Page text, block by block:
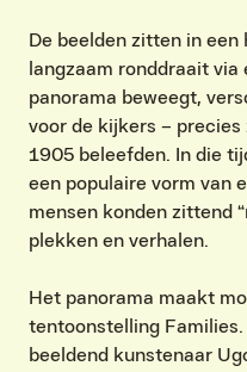
De beelden zitten in
langzaam ronddraait
panorama beweegt,
voor de kijkers – precies
1905 beleefden. In die
een populaire vorm van
mensen konden zittend
plekken en verhalen.
Het panorama maakt
tentoonstelling
beeldend kunstenaar